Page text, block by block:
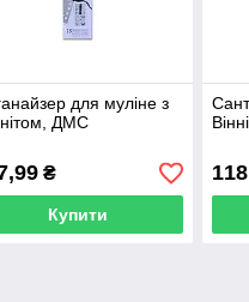
для муліне з
ДМС
₴
Купити